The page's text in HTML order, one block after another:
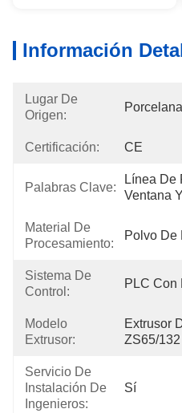
Información
Lugar De
Origen:
Porcelana
Certificación: CE
Palabras Clave:
Línea De
Ventana
Material De
Procesamiento:
Polvo De
Sistema De
Control:
PLC Con
Modelo
Extrusor:
Extrusor
ZS65/132
Servicio De
Instalación De
Ingenieros:
Sí